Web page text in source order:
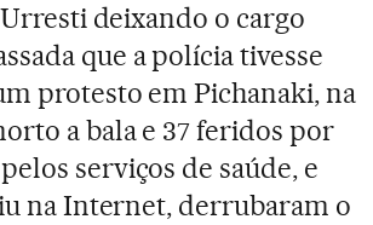
deixando o cargo
que a polícia tivesse
protesto em Pichanaki, na
a bala e 37 feridos por
serviços de saúde, e
na Internet, derrubaram o